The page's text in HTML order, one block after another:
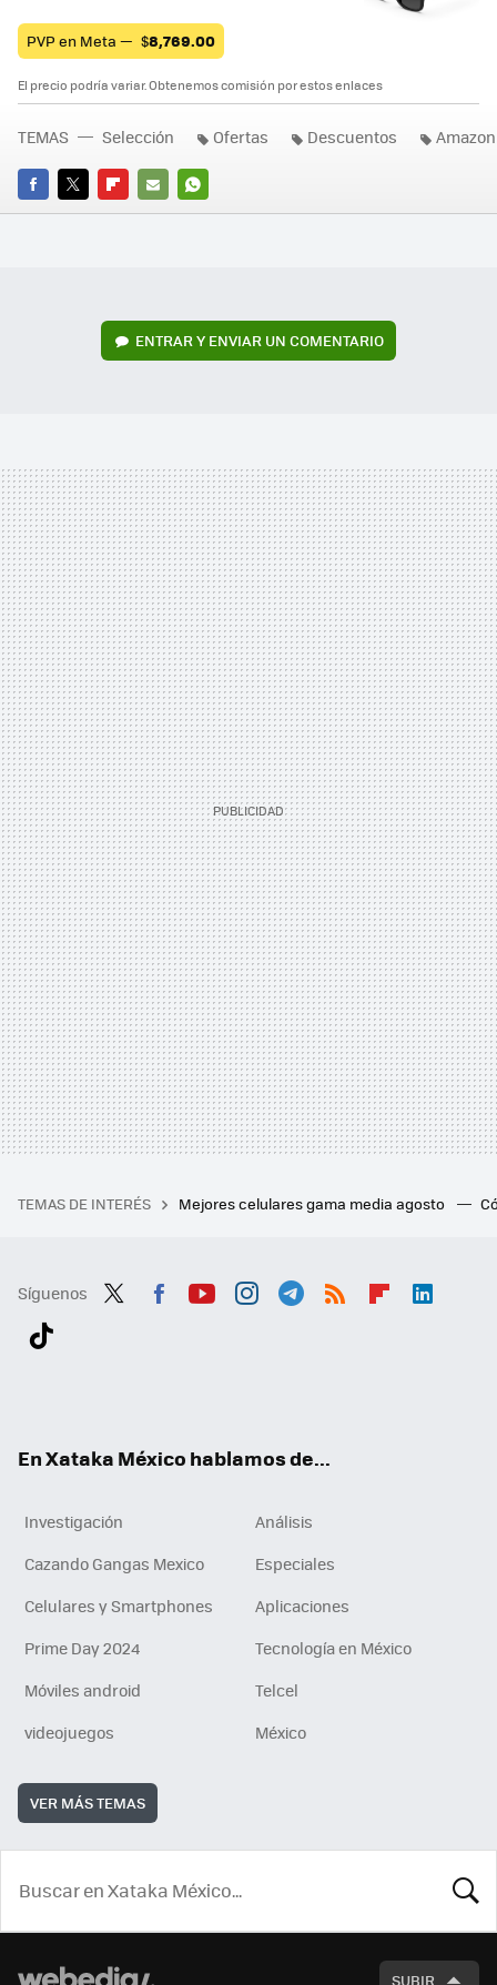
PVP en Meta — $8,769.00
El precio podría variar. Obtenemos comisión por estos enlaces
FACEBOOK
TWITTERFLIPBOARD
E-
WHATSAPP
TEMAS Selección Ofertas Descuentos
ENTRAR Y ENVIAR UN COMENTARIO
TEMAS DE INTERÉS Mejores celulares gama media agosto
Síguenos
En Xataka México hablamos de...
Investigación
Análisis
Cazando Gangas Mexico
Especiales
Celulares y Smartphones
Aplicaciones
Prime Day 2024
Tecnología en México
Móviles android
Telcel
videojuegos
México
VER MÁS TEMAS
SUBIR